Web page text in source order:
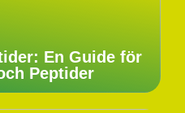
En Guide för
Peptider